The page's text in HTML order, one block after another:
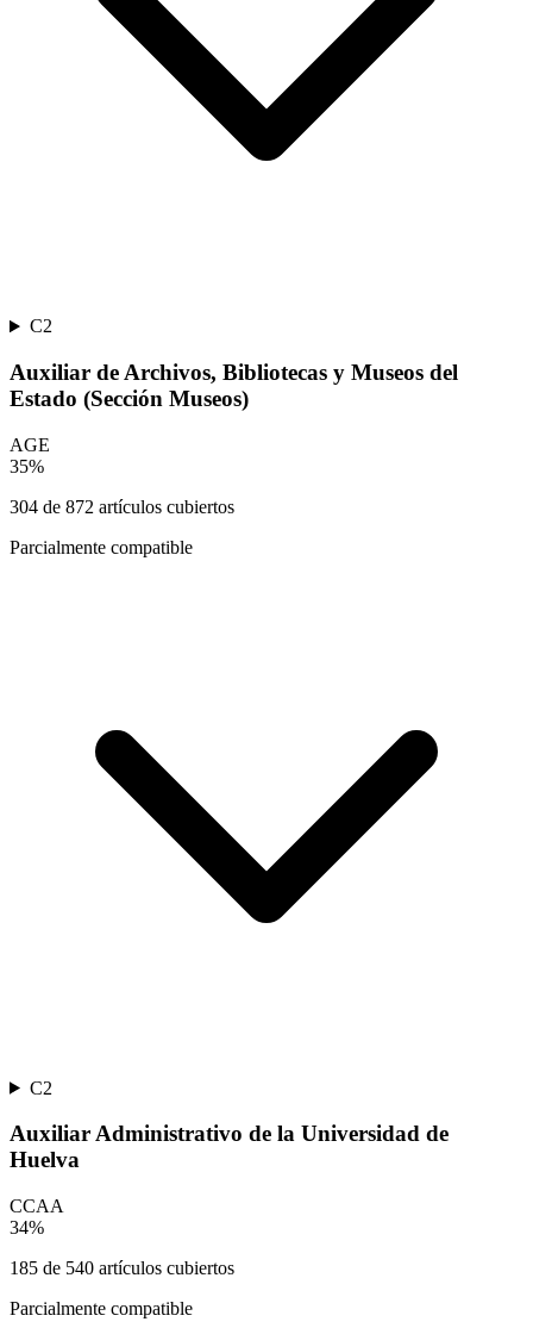
C2
Auxiliar de Archivos, Bibliotecas y Museos del
Estado (Sección Museos)
AGE
35%
304 de 872 artículos cubiertos
Parcialmente compatible
C2
Auxiliar Administrativo de la Universidad de
Huelva
CCAA
34%
185 de 540 artículos cubiertos
Parcialmente compatible